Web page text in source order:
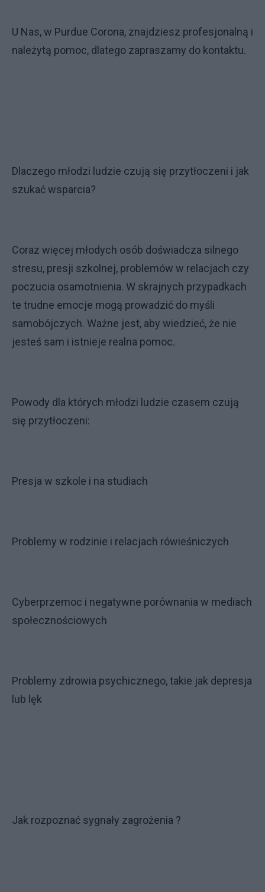
U Nas, w Purdue Corona, znajdziesz profesjonalną i
należytą pomoc, dlatego zapraszamy do kontaktu.
Dlaczego młodzi ludzie czują się przytłoczeni i jak
szukać wsparcia?
Coraz więcej młodych osób doświadcza silnego
stresu, presji szkolnej, problemów w relacjach czy
poczucia osamotnienia. W skrajnych przypadkach
te trudne emocje mogą prowadzić do myśli
samobójczych. Ważne jest, aby wiedzieć, że nie
jesteś sam i istnieje realna pomoc.
Powody dla których młodzi ludzie czasem czują
się przytłoczeni:
Presja w szkole i na studiach
Problemy w rodzinie i relacjach rówieśniczych
Cyberprzemoc i negatywne porównania w mediach
społecznościowych
Problemy zdrowia psychicznego, takie jak depresja
lub lęk
Jak rozpoznać sygnały zagrożenia ?